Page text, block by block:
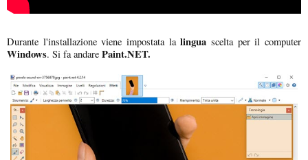
Durante l'installazione viene impostata lalinguascelta per il computer
Windows. Si fa andare Paint.NET.